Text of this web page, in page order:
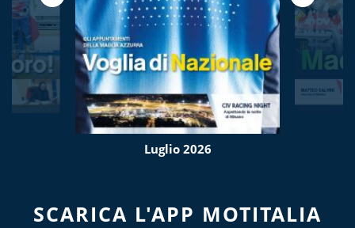
Luglio 2026
SCARICA L'APP MOTITALIA